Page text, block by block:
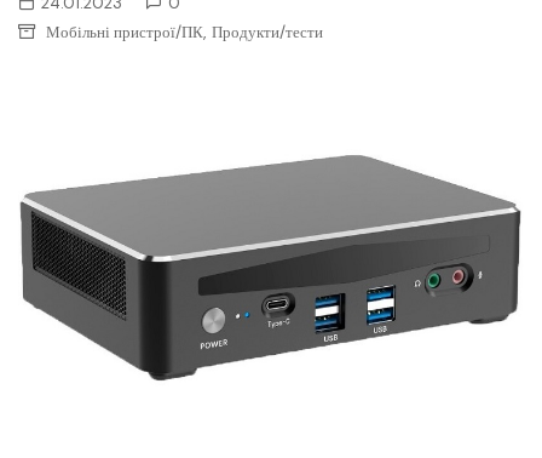
Мобільні пристрої/ПК, Продукти/тести